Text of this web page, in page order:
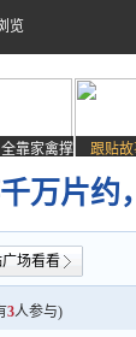
览
靠家禽撑
跟贴
万片约
场看看
3人参与)